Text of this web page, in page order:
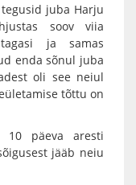
juba Harju
soov viia
ja samas
enda sõnul juba
oli see neiul
tõttu on
10 päeva aresti
jääb neiu